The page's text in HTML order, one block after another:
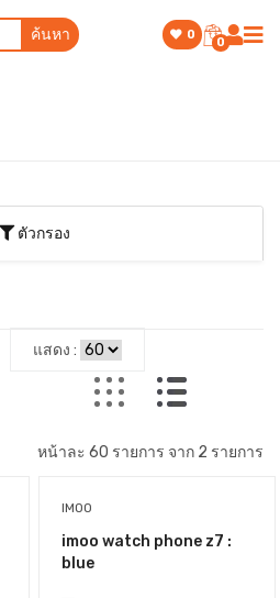
ค้นหา 0
0
ตัวกรอง
แสดง :
หน้าละ 60 รายการ จาก 2 รายการ
IMOO
imoo watch phone z7 :
blue